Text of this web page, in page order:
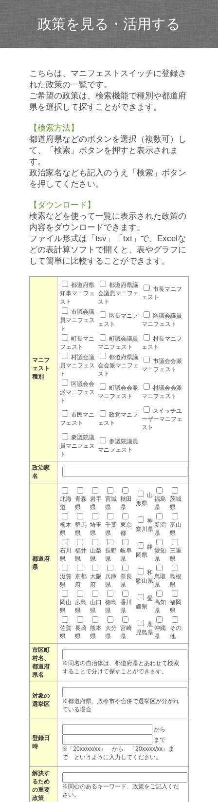
政策を見る・活用する
こちらは、マニフェストスイッチに登録さ
れた政策の一覧です。
ご希望の政策は、検索機能で種別や都道府
県を選択して探すことができます。
【検索方法】
都道府県などのボタンを選択（複数可）し
て、「検索」ボタンを押すと表示されま
す。
政治家名なども記入のうえ「検索」ボタン
を押してください。
【ダウンロード】
検索などを使って一覧に表示された政策の
内容をダウンロードできます。
ファイル形式は「tsv」「txt」で、Excelな
どの表計算ソフトで開くと、表やグラフに
して簡単に比較することができます。
マニフ
ェスト
種別
都道府県
知事マニフェ
スト
都道府県議
会議員マニフェ
スト
市長マニフ
ェスト
市議会議
員マニフェス
ト
区長マニフ
ェスト
区議会議員
マニフェスト
町長マニ
フェスト
町議会議員
マニフェスト
村長マニフ
ェスト
村議会議
員マニフェス
ト
都道府県議
会会派マニフェ
スト
市議会会派
マニフェスト
区議会会
派マニフェス
ト
町議会会派
マニフェスト
村議会会派
マニフェスト
市民マニ
フェスト
政党マニフ
ェスト
スイッチユ
ーザーマニフェ
スト
衆議院議
員マニフェス
ト
参議院議員
マニフェスト
政治家
名
都道府
県
北海
道
青森
県
岩手
県
宮城
県
秋田
県
山
形県
福島
県
茨城
県
栃木
県
群馬
県
埼玉
県
千葉
県
東京
都
神
奈川県
新潟
県
富山
県
石川
県
福井
県
山梨
県
長野
県
岐阜
県
静
岡県
愛知
県
三重
県
滋賀
県
京都
府
大阪
府
兵庫
県
奈良
県
和
歌山県
鳥取
県
島根
県
岡山
県
広島
県
山口
県
徳島
県
香川
県
愛
媛県
高知
県
福岡
県
佐賀
県
長崎
県
熊本
県
大分
県
宮崎
県
鹿
児島県
沖縄
県
その
他
市区町
村名、
都道府
県名
※同名の自治体は、都道府県とあわせて検索
することで分けて探すことができます。
対象の
選挙区
※都道府県、政令市や合併で選挙区が分かれ
ている場合
登録日
時
から
まで
※「20xx/xx/xx」 から 「20xx/xx/xx」ま
で というように入力してください。
解決す
るため
の重要
政策
※関心のあるキーワード、政策をご記入くだ
さい。